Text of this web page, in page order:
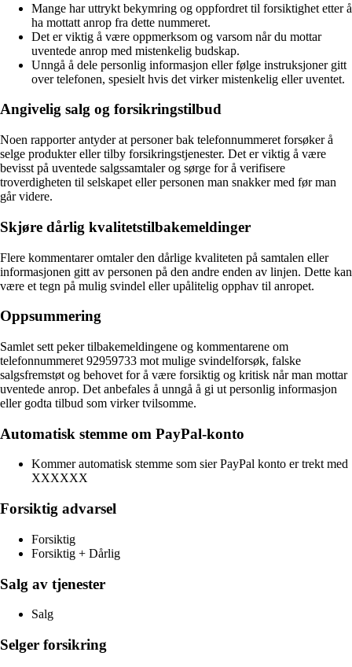
Mange har uttrykt bekymring og oppfordret til forsiktighet etter å
ha mottatt anrop fra dette nummeret.
Det er viktig å være oppmerksom og varsom når du mottar
uventede anrop med mistenkelig budskap.
Unngå å dele personlig informasjon eller følge instruksjoner gitt
over telefonen, spesielt hvis det virker mistenkelig eller uventet.
Angivelig salg og forsikringstilbud
Noen rapporter antyder at personer bak telefonnummeret forsøker å
selge produkter eller tilby forsikringstjenester. Det er viktig å være
bevisst på uventede salgssamtaler og sørge for å verifisere
troverdigheten til selskapet eller personen man snakker med før man
går videre.
Skjøre dårlig kvalitetstilbakemeldinger
Flere kommentarer omtaler den dårlige kvaliteten på samtalen eller
informasjonen gitt av personen på den andre enden av linjen. Dette kan
være et tegn på mulig svindel eller upålitelig opphav til anropet.
Oppsummering
Samlet sett peker tilbakemeldingene og kommentarene om
telefonnummeret 92959733 mot mulige svindelforsøk, falske
salgsfremstøt og behovet for å være forsiktig og kritisk når man mottar
uventede anrop. Det anbefales å unngå å gi ut personlig informasjon
eller godta tilbud som virker tvilsomme.
Automatisk stemme om PayPal-konto
Kommer automatisk stemme som sier PayPal konto er trekt med
XXXXXX
Forsiktig advarsel
Forsiktig
Forsiktig + Dårlig
Salg av tjenester
Salg
Selger forsikring